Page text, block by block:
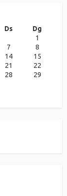
Ds
Dg
1
7
8
14
15
21
22
28
29